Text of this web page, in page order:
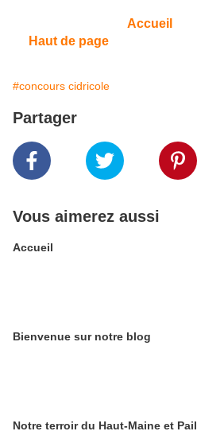
Accueil
Haut de page
#concours cidricole
Partager
Vous aimerez aussi
Accueil
Bienvenue sur notre blog
Notre terroir du Haut-Maine et Pail